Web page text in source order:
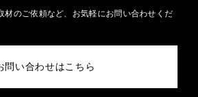
材のご依頼など、お気軽にお問い合わせくだ
問い合わせはこちら